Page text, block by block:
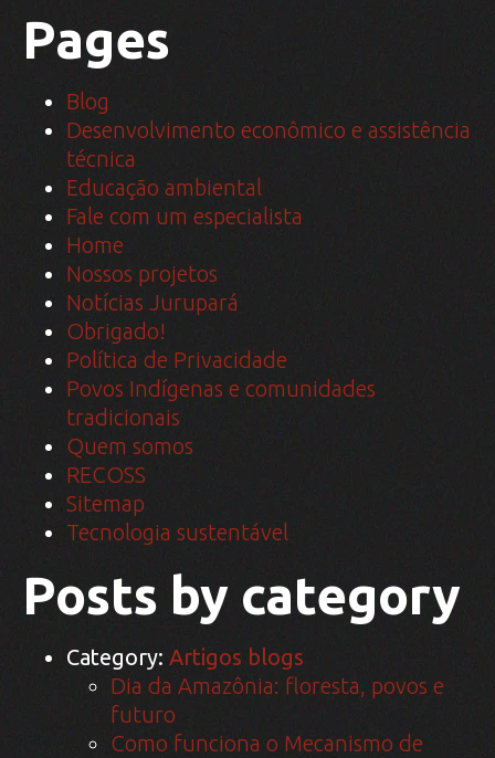
Pages
Blog
Desenvolvimento econômico e assistência
técnica
Educação ambiental
Fale com um especialista
Home
Nossos projetos
Notícias Jurupará
Obrigado!
Política de Privacidade
Povos Indígenas e comunidades
tradicionais
Quem somos
RECOSS
Sitemap
Tecnologia sustentável
Posts by category
Category: Artigos blogs
Dia da Amazônia: floresta, povos e
futuro
Como funciona o Mecanismo de